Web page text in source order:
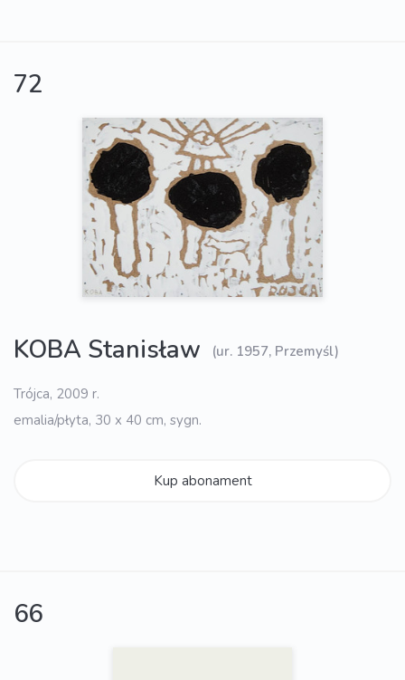
72
KOBA Stanisław (ur. 1957, Przemyśl)
Trójca, 2009 r.
emalia/płyta, 30 x 40 cm, sygn.
Kup abonament
66